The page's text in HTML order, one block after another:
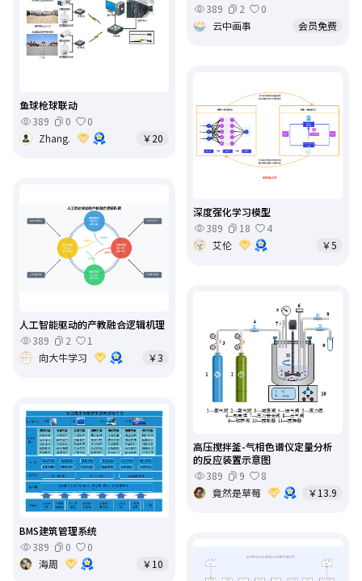
389
2
0
云中画事
会员免费
鱼球枪球联动
389
0
0
Zhang.
￥20
深度强化学习模型
389
18
4
艾伦
￥5
人工智能驱动的产教融合逻辑机理
389
2
1
向大牛学习
￥3
高压搅拌釜-气相色谱仪定量分析
的反应装置示意图
389
9
8
竟然是草莓
￥13.9
BMS建筑管理系统
389
0
0
海周
￥10